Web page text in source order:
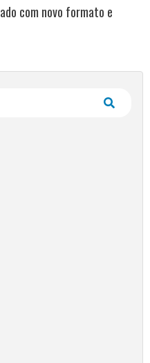
com novo formato e